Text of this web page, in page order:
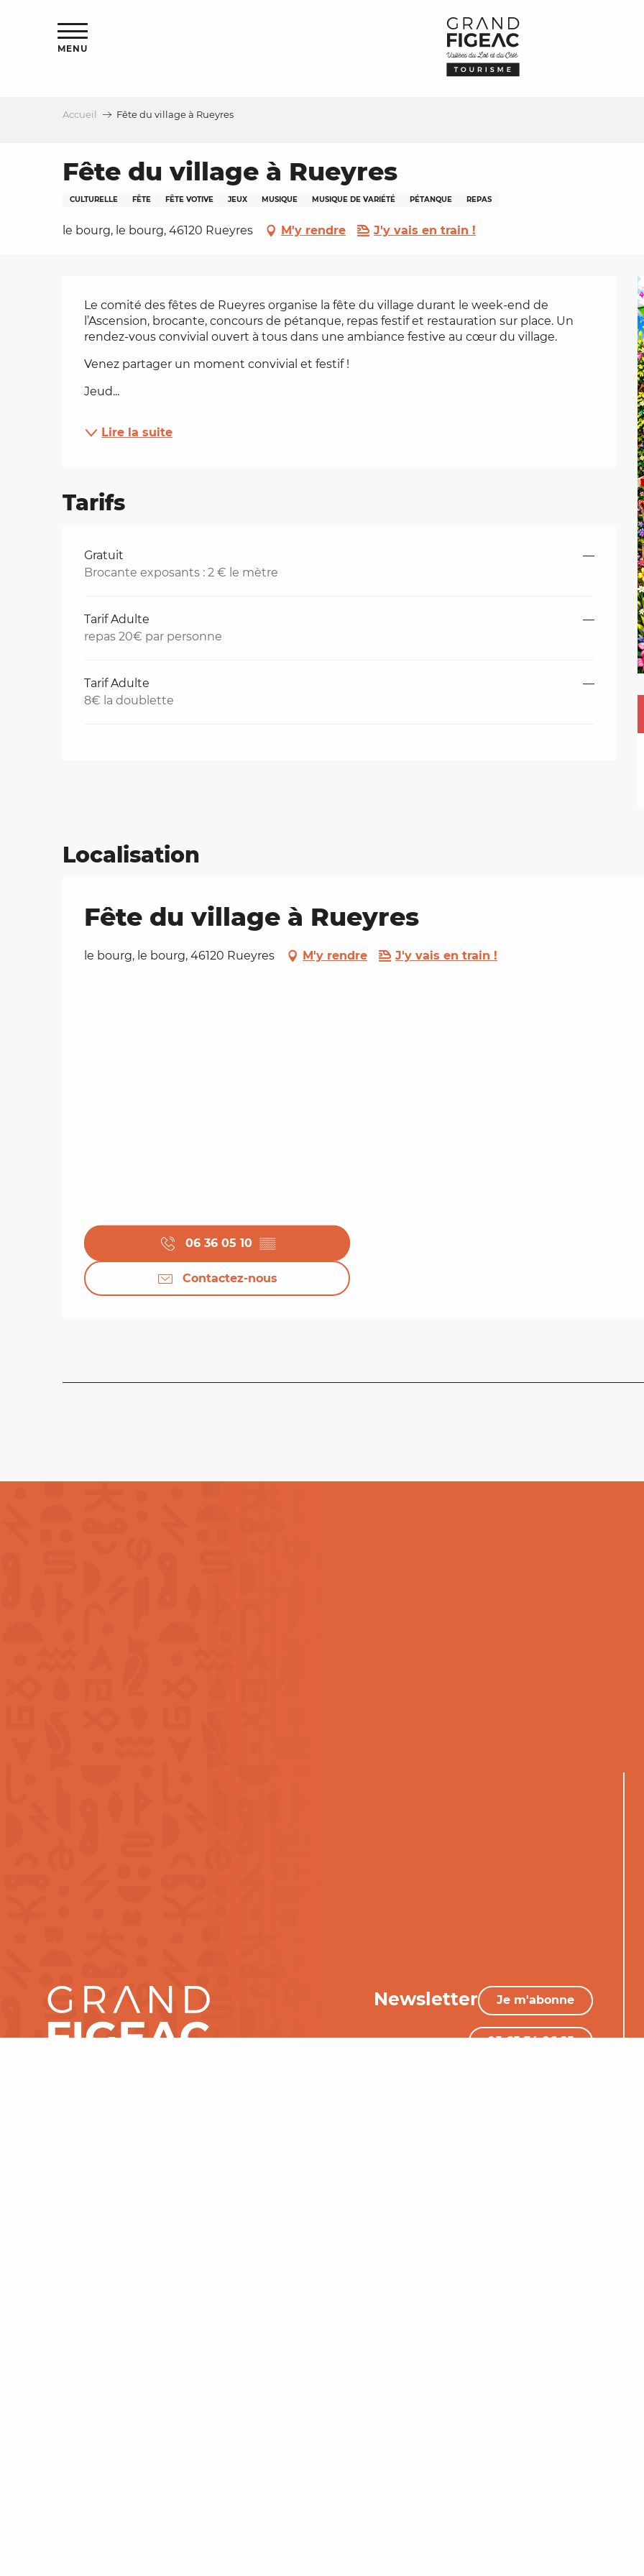
MENU
Accueil Fête du village à Rueyres
Fête du village à Rueyres
CULTURELLE FÊTE FÊTE VOTIVE JEUX MUSIQUE MUSIQUE DE VARIÉTÉ PÉTANQUE REPAS
le bourg, le bourg, 46120 Rueyres M'y rendre J'y vais en train !
Description
Le comité des fêtes de Rueyres organise la fête du village durant le week-end de
l’Ascension, brocante, concours de pétanque, repas festif et restauration sur place. Un
rendez-vous convivial ouvert à tous dans une ambiance festive au cœur du village.
Venez partager un moment convivial et festif !
Jeud...
Lire la suite
Tarifs
Tarifs 2026
Gratuit
Brocante exposants : 2 € le mètre
—
Tarif Adulte
repas 20€ par personne
—
Tarif Adulte
8€ la doublette
—
Localisation
Fête du village à Rueyres
le bourg, le bourg, 46120 Rueyres M'y rendre J'y vais en train !
06 36 05 10 ▒▒
Contactez-nous
Newsletter Je m'abonne
05 65 34 06 25